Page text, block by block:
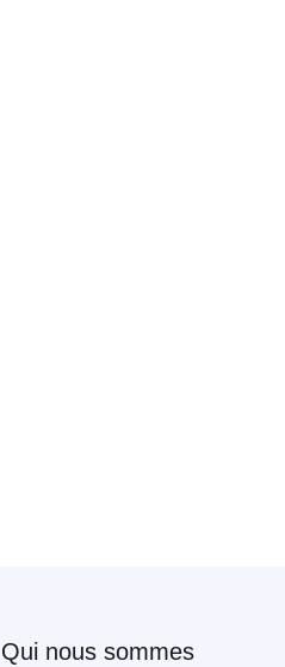
Qui nous sommes